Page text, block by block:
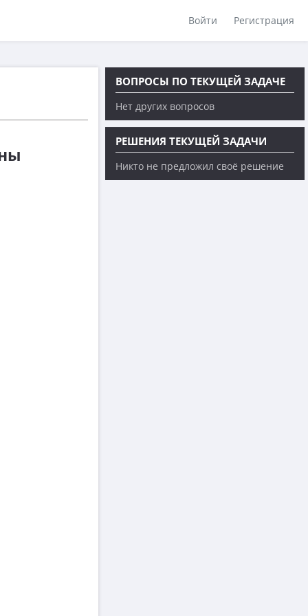
Войти Регистрация
ВОПРОСЫ ПО ТЕКУЩЕЙ ЗАДАЧЕ
Нет других вопросов
РЕШЕНИЯ ТЕКУЩЕЙ ЗАДАЧИ
Никто не предложил своё решение